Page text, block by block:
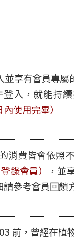
並享有會員專
入，就能持
使用完畢）
消費皆會依照
錄會員）
，並
參考會員回饋
前，曾經在植